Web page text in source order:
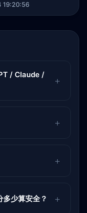
19:20:56
/ Claude /
少算安全？